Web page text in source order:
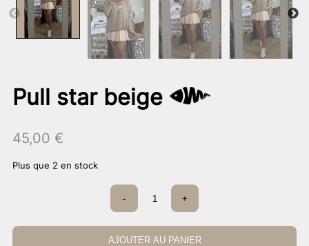
Pull star beige
45,00 €
Plus que 2 en stock
quantité
Pull
star
beige
- +
AJOUTER AU PANIER